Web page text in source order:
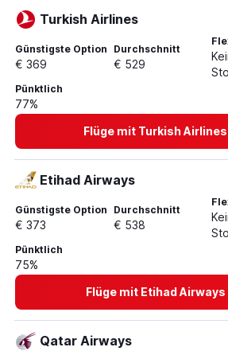
Turkish Airlines
Günstigste Option
€ 369
Durchschnitt
€ 529
Pünktlich
77%
Flüge mit Turkish
Etihad Airways
Günstigste Option
€ 373
Durchschnitt
€ 538
Pünktlich
75%
Flüge mit Etihad
Qatar Airways